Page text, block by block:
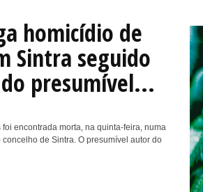
homicídio de
Sintra seguido
presumível...
encontrada morta, na quinta-feira, numa
concelho de Sintra. O presumível autor do